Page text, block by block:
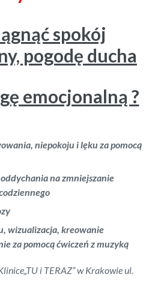
spokój
pogodę ducha
emocjonalną ?
niepokoju i lęku za pomocą
na zmniejszanie
wizualizacja, kreowanie
za pomocą ćwiczeń z muzyką
i TERAZ” w Krakowie ul.